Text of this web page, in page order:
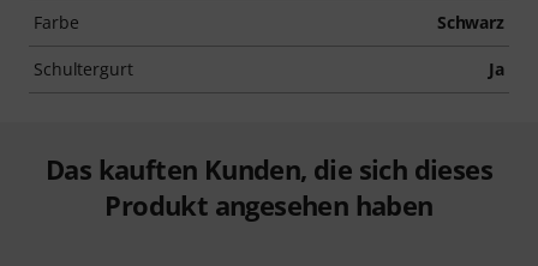
Farbe Schwarz
Schultergurt Ja
Das kauften Kunden, die sich dieses
Produkt angesehen haben